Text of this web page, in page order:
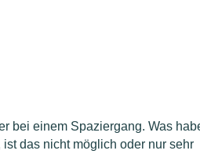
bei einem Spaziergang. Was
das nicht möglich oder nur sehr